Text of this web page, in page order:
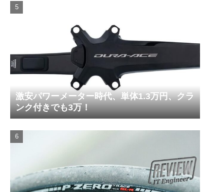
激安パワーメーター時代、単体1.3万円、クラ
ンク付きでも3万！